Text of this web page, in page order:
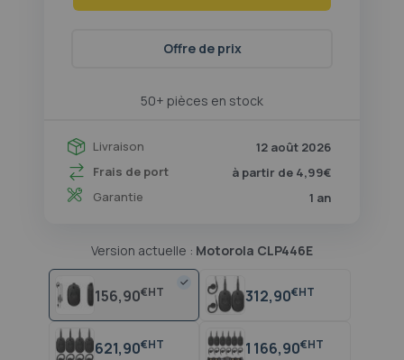
50+ pièces en stock
Livraison
12 août 2026
Frais de port
à partir de 4,99€
Garantie
1 an
Offre de prix
Version actuelle : Motorola CLP446E
156,90€ 312,90€
621,90€ 1 166,90€